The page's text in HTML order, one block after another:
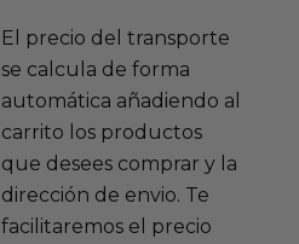
El precio del transporte
se calcula de forma
automática añadiendo al
carrito los productos
que desees comprar y la
dirección de envio. Te
facilitaremos el precio